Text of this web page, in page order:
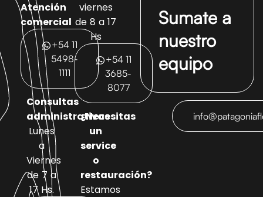
Atención
comercial
+54 11
5498-
1111
Consultas
administrativas
Lunes
a
Viernes
de 7 a
17 Hs.
viernes
de 8 a 17
Hs
+54 11
3685-
8077
¿Necesitas
un
service
o
restauración?
Estamos
Sumate a
nuestro
equipo